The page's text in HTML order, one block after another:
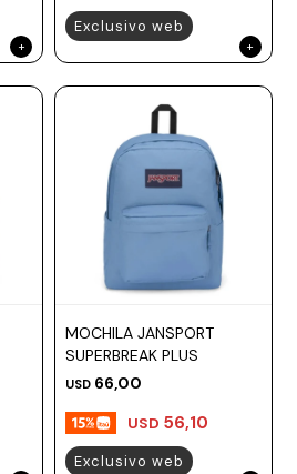
Exclusivo web
MOCHILA JANSPORT
SUPERBREAK PLUS
USD 66,00
USD 56,10
Exclusivo web